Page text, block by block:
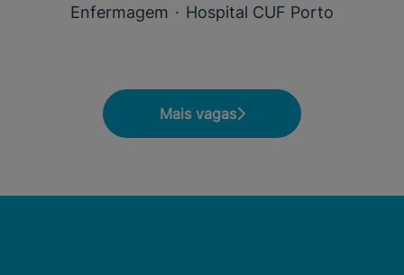
Enfermagem · Hospital CUF Porto
Mais vagas